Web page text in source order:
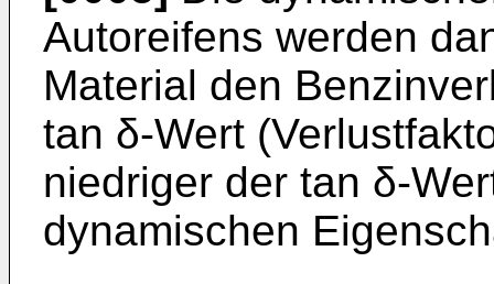
Autoreifens werden
Material den
tan δ-Wert
niedriger der tan δ-
dynamischen